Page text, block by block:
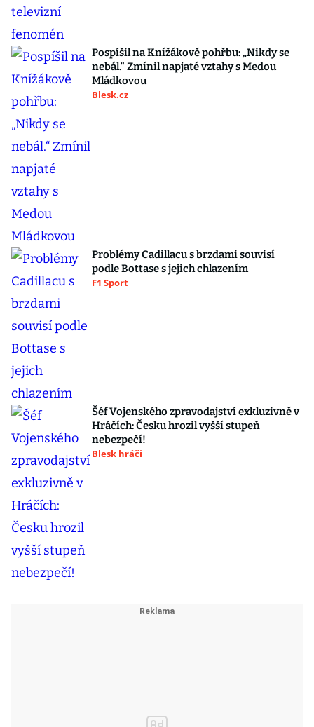
Pospíšil na Knížákově pohřbu: „Nikdy se
nebál.“ Zmínil napjaté vztahy s Medou
Mládkovou
Blesk.cz
Problémy Cadillacu s brzdami souvisí
podle Bottase s jejich chlazením
F1 Sport
Šéf Vojenského zpravodajství exkluzivně v
Hráčích: Česku hrozil vyšší stupeň
nebezpečí!
Blesk hráči